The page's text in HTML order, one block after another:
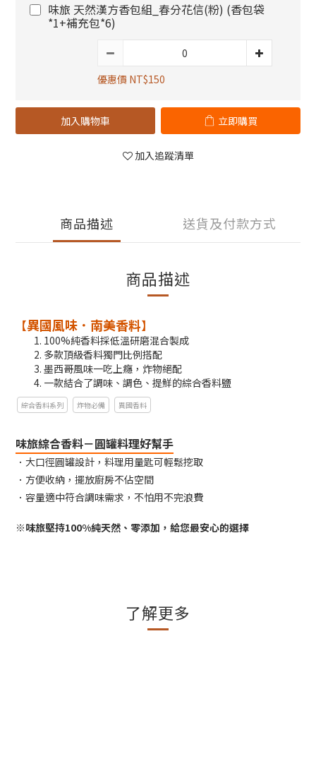
味旅 天然漢方香包組_春分花信(粉) (香包袋
*1+補充包*6)
優惠價 NT$150
加入購物車 立即購買
加入追蹤清單
商品描述 送貨及付款方式
商品描述
【異國風味．南美香料】
100%純香料採低溫研磨混合製成​
多款頂級香料獨門比例搭配
墨西哥風味一吃上癮，炸物絕配
一款結合了調味、調色、提鮮的綜合香料鹽
綜合香料系列 炸物必備 異國香料
味旅綜合香料－圓罐料理好幫手
．大口徑圓罐設計，料理用量匙可輕鬆挖取
．方便收納，擺放廚房不佔空間
．容量適中符合調味需求，不怕用不完浪費
※味旅堅持100%純天然、零添加，給您最安心的選擇
了解更多